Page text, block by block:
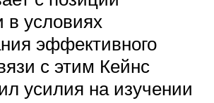
в условиях
эффективного
с этим Кейнс
усилия на изучении